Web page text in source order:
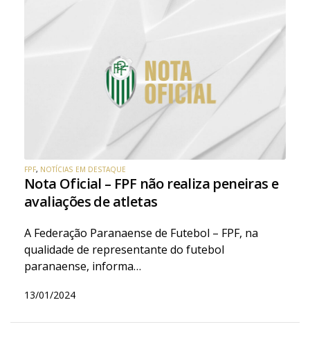
FPF, NOTÍCIAS EM DESTAQUE
Nota Oficial – FPF não realiza peneiras e
avaliações de atletas
A Federação Paranaense de Futebol – FPF, na
qualidade de representante do futebol
paranaense, informa…
13/01/2024